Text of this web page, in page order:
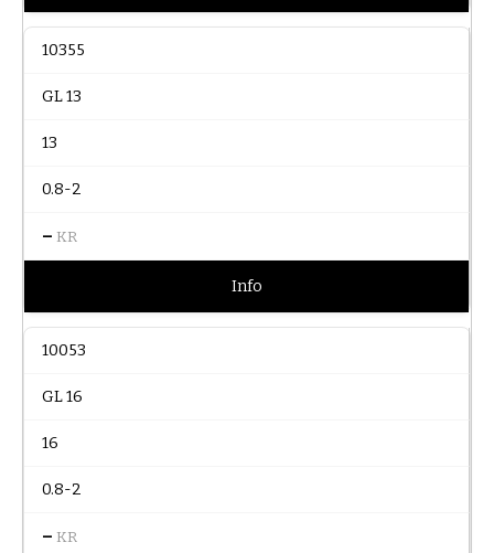
10355
GL 13
13
0.8-2
– KR
Info
10053
GL 16
16
0.8-2
– KR